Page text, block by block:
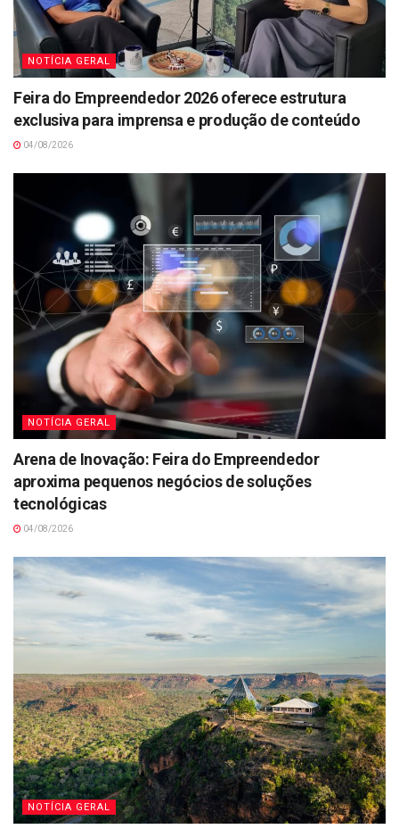
NOTÍCIA GERAL
Feira do Empreendedor 2026 oferece estrutura
exclusiva para imprensa e produção de conteúdo
04/08/2026
NOTÍCIA GERAL
Arena de Inovação: Feira do Empreendedor
aproxima pequenos negócios de soluções
tecnológicas
04/08/2026
NOTÍCIA GERAL